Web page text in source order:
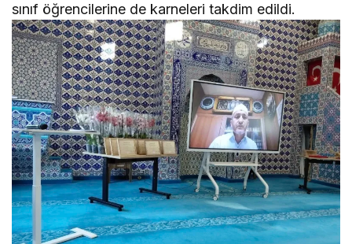
sınıf öğrencilerine de karneleri takdim edildi.